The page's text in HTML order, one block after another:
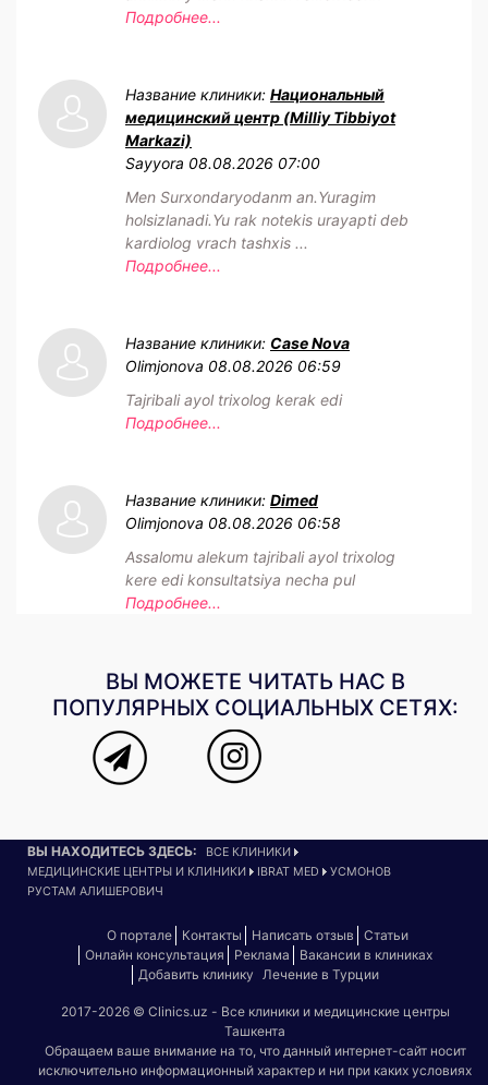
Подробнее...
Название клиники: Национальный
медицинский центр (Milliy Tibbiyot
Markazi)
Sayyora 08.08.2026 07:00
Men Surxondaryodanm an.Yuragim
holsizlanadi.Yu rak notekis urayapti deb
kardiolog vrach tashxis ...
Подробнее...
Название клиники: Case Nova
Olimjonova 08.08.2026 06:59
Tajribali ayol trixolog kerak edi
Подробнее...
Название клиники: Dimed
Olimjonova 08.08.2026 06:58
Assalomu alekum tajribali ayol trixolog
kere edi konsultatsiya necha pul
Подробнее...
ВЫ МОЖЕТЕ ЧИТАТЬ НАС В
ПОПУЛЯРНЫХ СОЦИАЛЬНЫХ СЕТЯХ:
ВЫ НАХОДИТЕСЬ ЗДЕСЬ:
ВСЕ КЛИНИКИ
МЕДИЦИНСКИЕ ЦЕНТРЫ И КЛИНИКИ
IBRAT MED
УСМОНОВ
РУСТАМ АЛИШЕРОВИЧ
О портале Контакты Написать отзыв
Статьи
Онлайн консультация
Реклама
Вакансии в клиниках
Добавить клинику
Лечение в Турции
2017-2026 © Clinics.uz - Все клиники и медицинские центры
Ташкента
Обращаем ваше внимание на то, что данный интернет-сайт носит
исключительно информационный характер и ни при каких условиях